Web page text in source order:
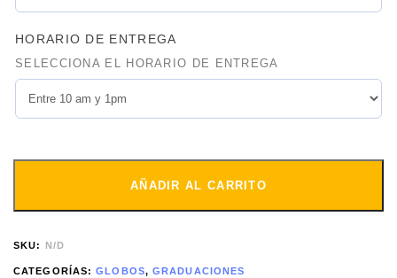
HORARIO DE ENTREGA
SELECCIONA EL HORARIO DE ENTREGA
AÑADIR AL CARRITO
SKU: N/D
CATEGORÍAS:GLOBOS,GRADUACIONES